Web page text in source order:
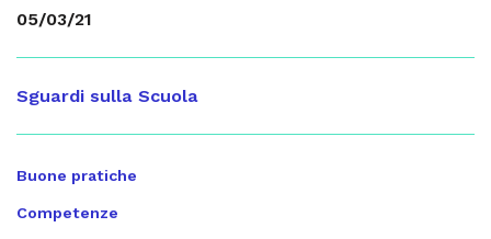
05/03/21
Sguardi sulla Scuola
Buone pratiche
Competenze